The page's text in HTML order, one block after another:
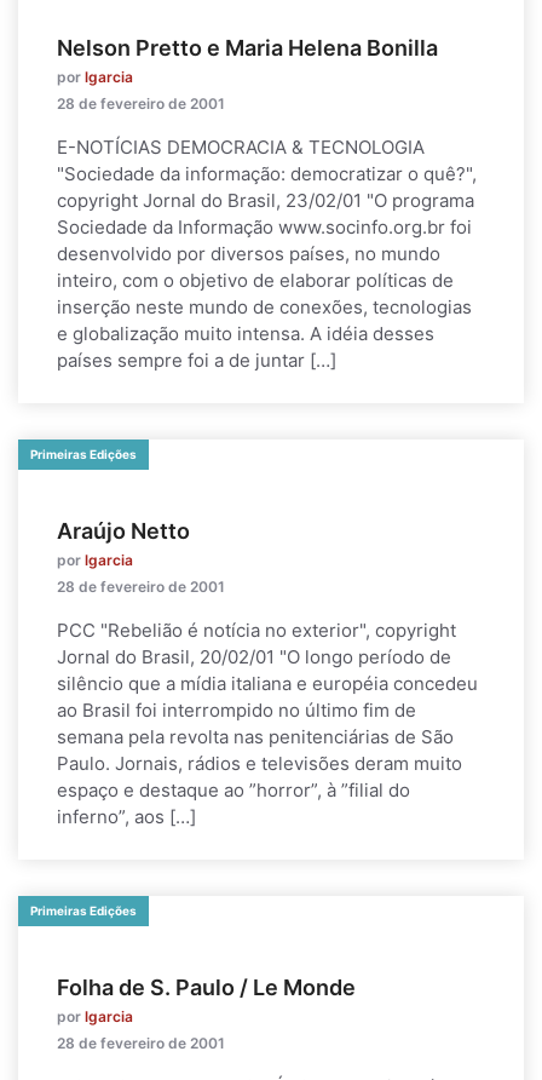
Nelson Pretto e Maria Helena Bonilla
por lgarcia
28 de fevereiro de 2001
E-NOTÍCIAS DEMOCRACIA & TECNOLOGIA
"Sociedade da informação: democratizar o quê?",
copyright Jornal do Brasil, 23/02/01 "O programa
Sociedade da Informação www.socinfo.org.br foi
desenvolvido por diversos países, no mundo
inteiro, com o objetivo de elaborar políticas de
inserção neste mundo de conexões, tecnologias
e globalização muito intensa. A idéia desses
países sempre foi a de juntar […]
Primeiras Edições
Araújo Netto
por lgarcia
28 de fevereiro de 2001
PCC "Rebelião é notícia no exterior", copyright
Jornal do Brasil, 20/02/01 "O longo período de
silêncio que a mídia italiana e européia concedeu
ao Brasil foi interrompido no último fim de
semana pela revolta nas penitenciárias de São
Paulo. Jornais, rádios e televisões deram muito
espaço e destaque ao ”horror”, à ”filial do
inferno”, aos […]
Primeiras Edições
Folha de S. Paulo / Le Monde
por lgarcia
28 de fevereiro de 2001